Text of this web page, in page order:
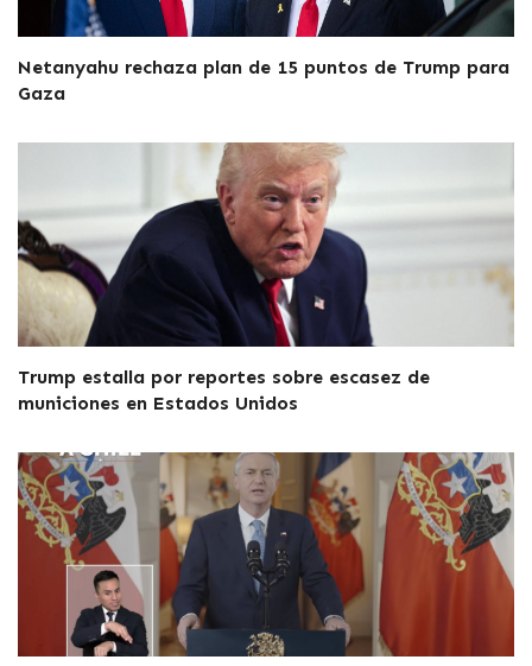
Netanyahu rechaza plan de 15 puntos de Trump para
Gaza
Trump estalla por reportes sobre escasez de
municiones en Estados Unidos